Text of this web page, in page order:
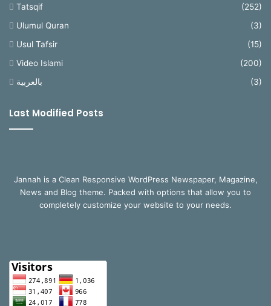
Tatsqif
(252)
Ulumul Quran
(3)
Usul Tafsir
(15)
Video Islami
(200)
بالعربية
(3)
Last Modified Posts
Jannah is a Clean Responsive WordPress Newspaper, Magazine,
News and Blog theme. Packed with options that allow you to
completely customize your website to your needs.